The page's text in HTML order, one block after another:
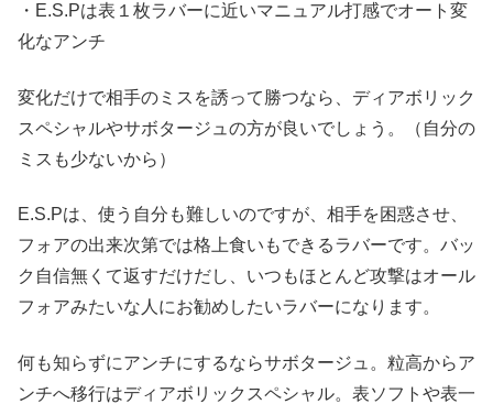
・E.S.Pは表１枚ラバーに近いマニュアル打感でオート変
化なアンチ
変化だけで相手のミスを誘って勝つなら、ディアボリック
スペシャルやサボタージュの方が良いでしょう。（自分の
ミスも少ないから）
E.S.Pは、使う自分も難しいのですが、相手を困惑させ、
フォアの出来次第では格上食いもできるラバーです。バッ
ク自信無くて返すだけだし、いつもほとんど攻撃はオール
フォアみたいな人にお勧めしたいラバーになります。
何も知らずにアンチにするならサボタージュ。粒高からア
ンチへ移行はディアボリックスペシャル。表ソフトや表一